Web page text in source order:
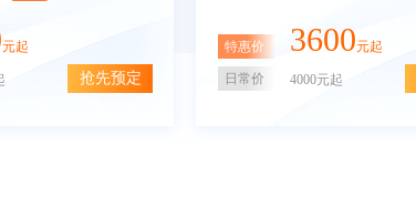
元起
抢先预定
特惠价 3600元起
日常价 4000元起